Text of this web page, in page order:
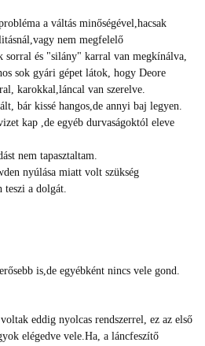
a váltás minőségével,hacsak
nem megfelelő
sorral és "silány" karral van megkínálva,
sok gyári gépet látok, hogy Deore
karokkal,láncal van szerelve.
bár kissé hangos,de annyi baj legyen.
kap ,de egyéb durvaságoktól eleve
nem tapasztaltam.
nyúlása miatt volt szükség
teszi a dolgát.
is,de egyébként nincs vele gond.
eddig nyolcas rendszerrel, ez az első
elégedve vele.Ha, a láncfeszítő